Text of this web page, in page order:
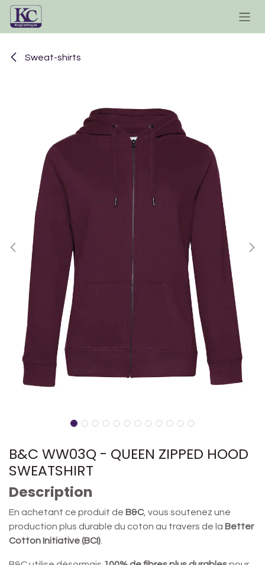
Se rendre au contenu
Sweat-shirts
B&C WW03Q - QUEEN ZIPPED HOOD
SWEATSHIRT
Description
En achetant ce produit de B&C, vous soutenez une
production plus durable du coton au travers de la Better
Cotton Initiative (BCI)